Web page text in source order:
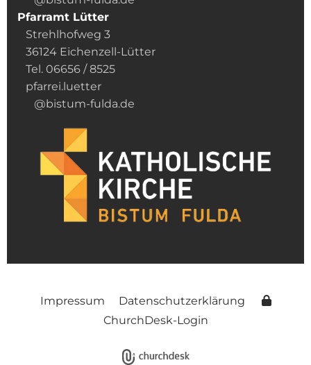
Pfarramt Lütter
Strehlhofweg 3
36124 Eichenzell-Lütter
Tel. 06656 / 8525
pfarrei.luetter
@bistum-fulda.de
Impressum
Datenschutzerklärung
ChurchDesk-Login